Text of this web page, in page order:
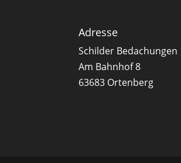
Adresse
Schilder Bedachungen
Am Bahnhof 8
63683 Ortenberg